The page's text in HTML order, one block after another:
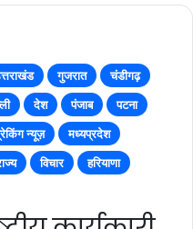
गुजरात
चंडीगढ़
देश पंजाब
पटना
न्यूज़
मध्यप्रदेश
विचार
हरियाणा